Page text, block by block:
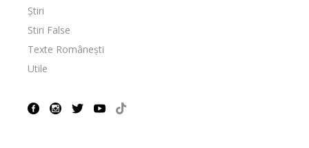
Știri
Stiri False
Texte Românești
Utile